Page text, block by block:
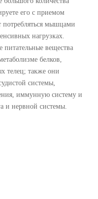
его с приемом
потребляться мышцами
нагрузках.
вещества
белков,
телец; также они
системы,
иммунную систему и
и нервной системы.